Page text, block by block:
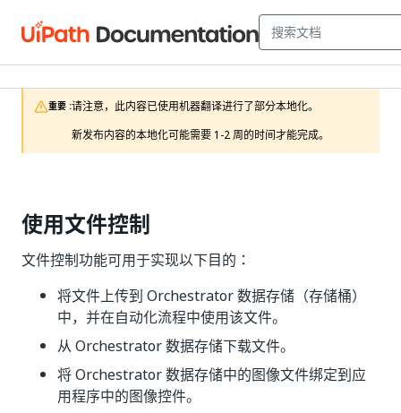
重要 :请注意，此内容已使用机器翻译进行了部分本地化。
新发布内容的本地化可能需要 1-2 周的时间才能完成。
使用文件控制
文件控制功能可用于实现以下目的：
将文件上传到 Orchestrator 数据存储（存储桶）
中，并在自动化流程中使用该文件。
从 Orchestrator 数据存储下载文件。
将 Orchestrator 数据存储中的图像文件绑定到应
用程序中的图像控件。